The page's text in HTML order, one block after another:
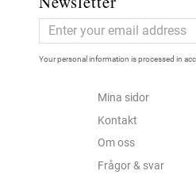
Your personal information is processed in
Mina sidor
Kontakt
Om oss
Frågor & svar